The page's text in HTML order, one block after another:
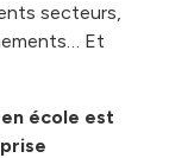
secteurs,
Et
en école est